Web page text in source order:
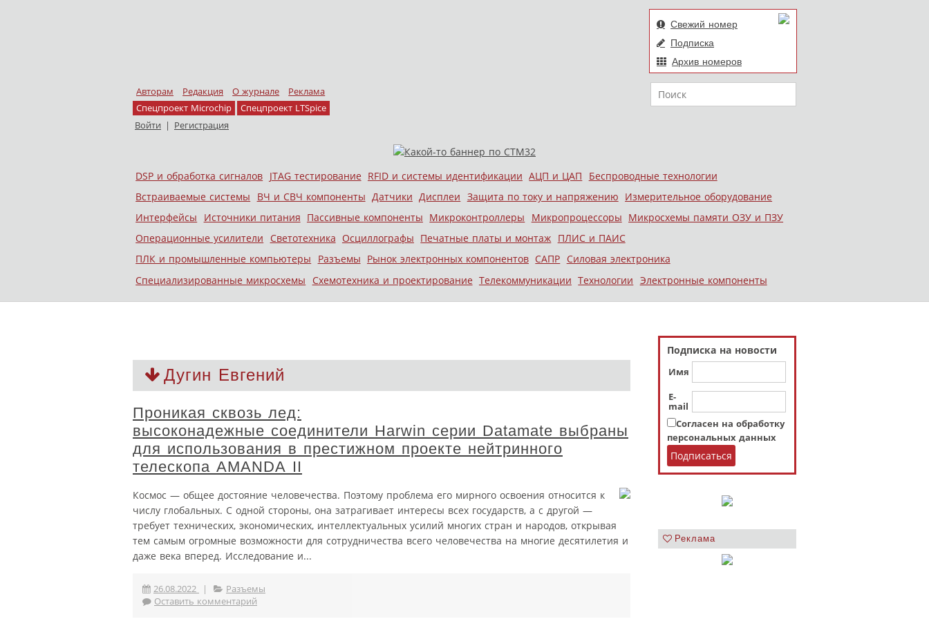
Авторам Редакция О журнале
Реклама
Спецпроект Microchip
Спецпроект LTSpice
Войти | Регистрация
Свежий номер
Подписка
Архив номеров
Поиск
Меню
Skip to content
DSP и обработка сигналов JTAG тестирование RFID и системы идентификации АЦП и ЦАП
Беспроводные технологии
Встраиваемые системы
ВЧ и СВЧ компоненты Датчики Дисплеи Защита по току и напряжению Измерительное оборудование
Интерфейсы
Источники питания Пассивные компоненты Микроконтроллеры Микропроцессоры Микросхемы памяти ОЗУ и ПЗУ
Операционные усилители
Светотехника Осциллографы Печатные платы и монтаж ПЛИС и ПАИС
ПЛК и промышленные компьютеры
Разъемы Рынок электронных компонентов САПР Силовая электроника
Специализированные микросхемы
Схемотехника и проектирование Телекоммуникации Технологии Электронные компоненты
Подписка на новости
Имя
E-
mail
Согласен на обработку
персональных данных
Реклама
Дугин Евгений
Проникая сквозь лед:
высоконадежные соединители Harwin серии Datamate выбраны
для использования в престижном проекте нейтринного
телескопа AMANDA II
Космос — общее достояние человечества. Поэтому проблема его мирного освоения относится к
числу глобальных. С одной стороны, она затрагивает интересы всех государств, а с другой —
требует технических, экономических, интеллектуальных усилий многих стран и народов, открывая
тем самым огромные возможности для сотрудничества всего человечества на многие десятилетия и
даже века вперед. Исследование и...
26.08.2022 |
Разъемы
Оставить комментарий